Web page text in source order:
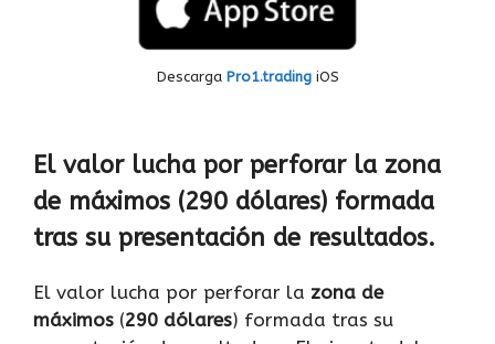
Descarga Pro1.tradingiOS
El valor lucha por perforar la zona
de máximos (290 dólares) formada
tras su presentación de resultados.
El valor lucha por perforar la zona de
máximos (290 dólares) formada tras su